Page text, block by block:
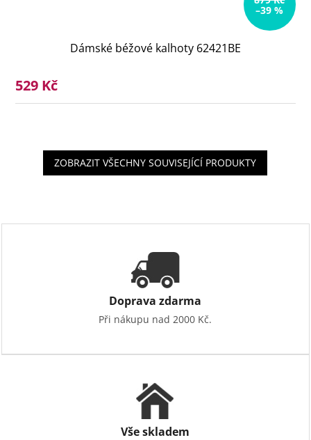
–39 %
Dámské béžové kalhoty 62421BE
529 Kč
ZOBRAZIT VŠECHNY SOUVISEJÍCÍ PRODUKTY
Doprava zdarma
Při nákupu nad 2000 Kč.
Vše skladem